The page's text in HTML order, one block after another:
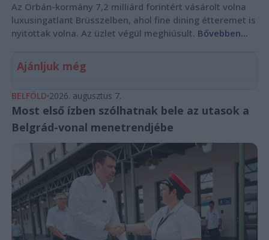
Az Orbán-kormány 7,2 milliárd forintért vásárolt volna
luxusingatlant Brüsszelben, ahol fine dining étteremet is
nyitottak volna. Az üzlet végül meghiúsult. Bővebben...
Ajánljuk még
BELFÖLD 2026. augusztus 7.
Most első ízben szólhatnak bele az utasok a
Belgrád-vonal menetrendjébe